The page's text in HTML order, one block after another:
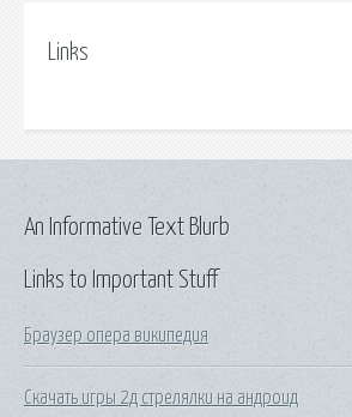
Links
Links to Important Stuff
Браузер опера википедия
Скачать игры 2д стрелялки на андроид
An Informative Text Blurb